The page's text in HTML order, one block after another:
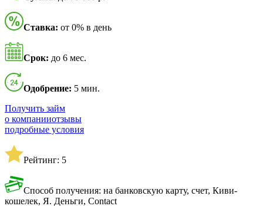
Ставка: от 0% в день
Срок: до 6 мес.
Одобрение: 5 мин.
Получить займ
о компанииотзывы
подробные условия
Рейтинг: 5
Способ получения: на банковскую карту, счет, Киви-
кошелек, Я. Деньги, Contact